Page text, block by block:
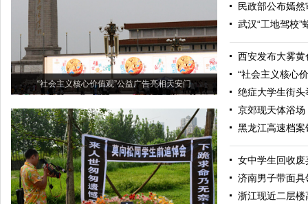
“社会主义核心价值观”公益广告亮相天安门
民政部公布嫣
武汉“工地驾校”
西安发布大雾黄
“社会主义核心
绝症大学生街
京郊现天体浴
黑龙江高速档
女中学生回收
济南男子带面
浙江现近二层